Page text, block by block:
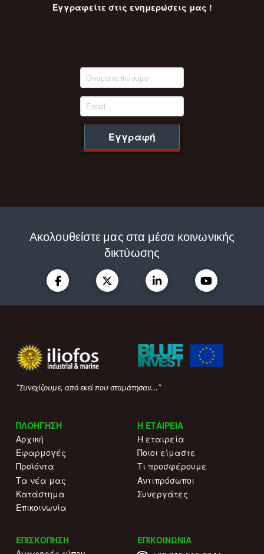
Εγγραφείτε στις ενημερώσεις μας !
Εγγραφή
Ακολουθείστε μας στα μέσα κοινωνικής
δικτύωσης
"Συνεχίζουμε, από εκεί που σταμάτησαν..."
ΠΛΟΗΓΗΣΗ
Αρχική
Εφαρμογές
Προϊόντα
Τα νέα μας
Κατάστημα
Επικοινωνία
Η ΕΤΑΙΡΕΙΑ
Η εταιρεία
Ποιοι είμαστε
Τι προσφέρουμε
Αντιπρόσωποι
Συνεργάτες
ΕΠΙΣΚΟΠΗΣΗ
ΕΠΙΚΟΙΝΩΝΙΑ